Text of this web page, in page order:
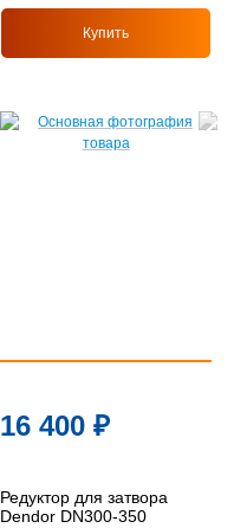
Купить
16 400 ₽
Редуктор для затвора
Dendor DN300-350